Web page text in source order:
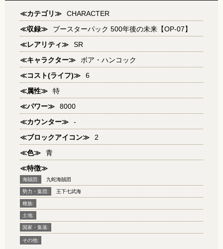
≪カテゴリ≫
CHARACTER
≪収録≫
ブースターパック 500年後の未来【OP-07】
≪レアリティ≫
SR
≪キャラクター≫
ボア・ハンコック
≪コスト(ライフ)≫
6
≪属性≫
特
≪パワー≫
8000
≪カウンター≫
-
≪ブロックアイコン≫
2
≪色≫
青
≪特徴≫
海賊団: 九蛇海賊団
勢力・集団: 王下七武海
種族:
土地:
国家・集落:
その他: